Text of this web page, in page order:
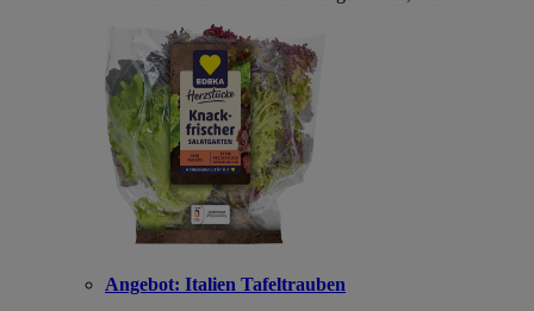
Angebot: Italien Tafeltrauben